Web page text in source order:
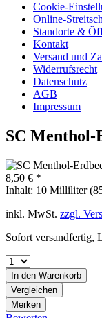
Cookie-
Online-
Standorte &
Kontakt
Versand und
Widerrufsrecht
Datenschutz
AGB
Impressum
SC Menthol-
8,50 € *
Inhalt: 10 Milliliter
inkl. MwSt. zzgl.
Sofort versandfertig,
In den Warenkorb
Vergleichen
Merken